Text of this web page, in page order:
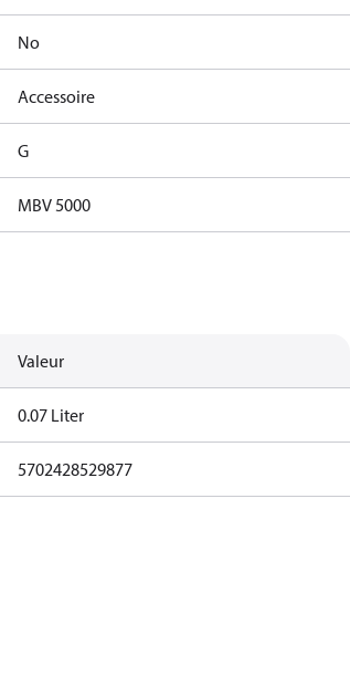
No
Accessoire
G
MBV 5000
Valeur
0.07 Liter
5702428529877